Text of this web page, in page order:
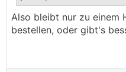
..
Also bleibt nur zu einem
bestellen, oder gibt's